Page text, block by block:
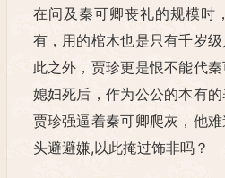
在问及秦可卿丧礼的规模时
有，用的棺木也是只有千岁
此之外，贾珍更是恨不能代
媳妇死后，作为公公的本有
贾珍强逼着秦可卿爬灰，他
头避避嫌,以此掩过饰非吗？